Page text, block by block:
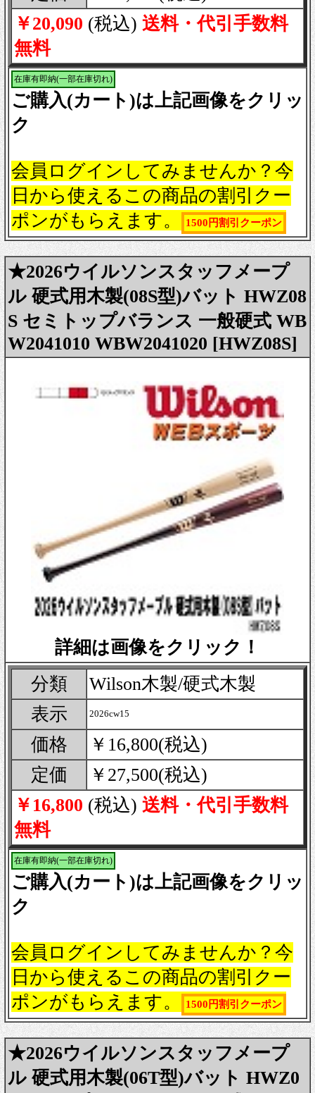
￥20,090 (税込) 送料・代引手数料
無料
在庫有即納(一部在庫切れ)
ご購入(カート)は上記画像をクリッ
ク
会員ログインしてみませんか？今
日から使えるこの商品の割引クー
ポンがもらえます。
1500円割引クーポン
★2026ウイルソンスタッフメープ
ル 硬式用木製(08S型)バット HWZ08
S セミトップバランス 一般硬式 WB
W2041010 WBW2041020 [HWZ08S]
詳細は画像をクリック！
分類
Wilson木製/硬式木製
表示
2026cw15
価格
￥16,800(税込)
定価
￥27,500(税込)
￥16,800 (税込) 送料・代引手数料
無料
在庫有即納(一部在庫切れ)
ご購入(カート)は上記画像をクリッ
ク
会員ログインしてみませんか？今
日から使えるこの商品の割引クー
ポンがもらえます。
1500円割引クーポン
★2026ウイルソンスタッフメープ
ル 硬式用木製(06T型)バット HWZ0